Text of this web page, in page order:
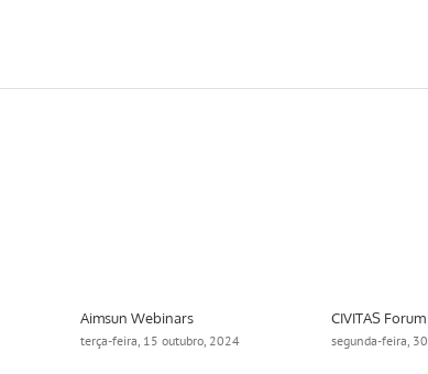
Aimsun Webinars
terça-feira, 15 outubro, 2024
CIVITAS
segunda-feira,